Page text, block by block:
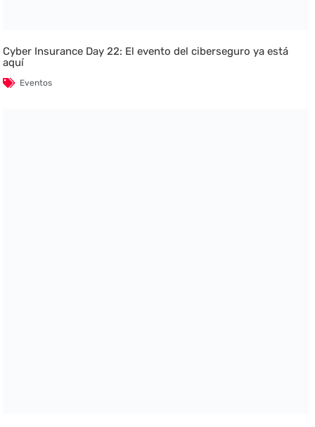
Cyber Insurance Day 22: El evento del ciberseguro ya está
aquí
Eventos